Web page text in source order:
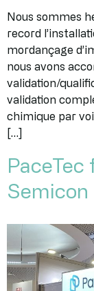
Nous sommes
record
mordançage
nous avons
validation/
validation
chimique par
[…]
PaceTec
Semicon